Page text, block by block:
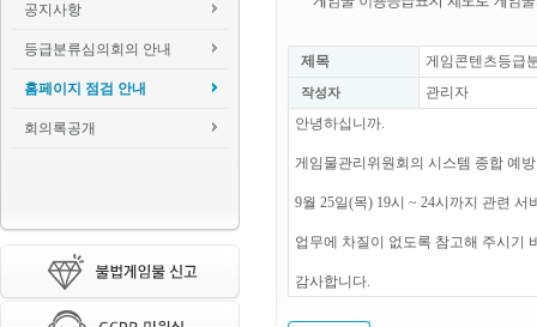
공지사항
등급분류심의회의 안내
홈페이지 점검 안내
회의록공개
제목 게임콘텐츠등급
작성자
관리자
안녕하십니까.
게임물관리위원회의 시스템 종합 예
9월 25일(목) 19시 ~ 24시까지 관련
업무에 차질이 없도록 참고해 주시기
감사합니다.